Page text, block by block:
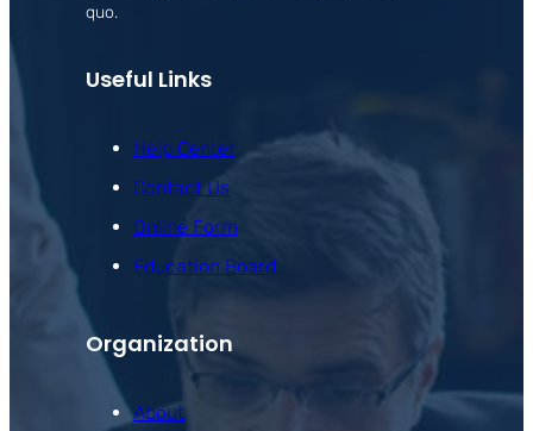
quo.
Useful Links
Help Center
Contact Us
Online Form
Education Board
Organization
About